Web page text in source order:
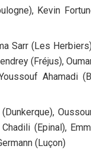
Kevin
Sarr (Les
(Fréjus),
Ahamadi
(Epinal),
(Luçon)